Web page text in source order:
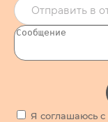
Я соглашаюсь с